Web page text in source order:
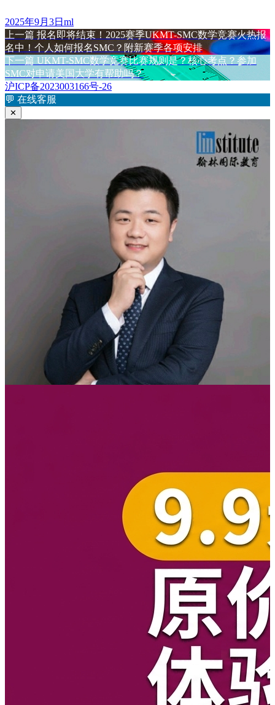
发
布
于
2025年9月3日 作
者
ml
文
章
导
航
上一篇 上
篇
文
章：
报名即将结束！2025赛季UKMT-SMC数学竞赛火热报
名中！个人如何报名SMC？附新赛季各项安排
下一篇 下
篇
文
章：
UKMT-SMC数学竞赛比赛规则是？核心考点？参加
SMC对申请美国大学有帮助吗？
沪ICP备2023003166号-26
💬 在线客服
✕